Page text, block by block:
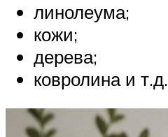
линолеума;
кожи;
дерева;
ковролина и т.д.